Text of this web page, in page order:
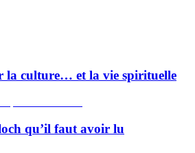
la culture… et la vie spirituelle
qu’il faut avoir lu